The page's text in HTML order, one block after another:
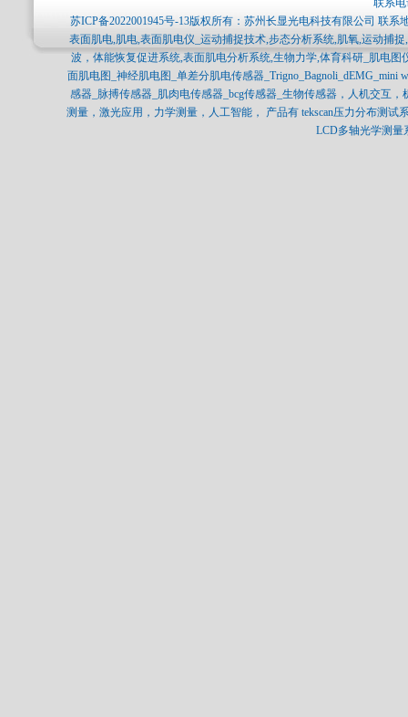
联系
苏ICP备2022001945号-13版权所有：苏州长显光电科技有限公司 联系
表面肌电,肌电,表面肌电仪_运动捕捉技术,步态分析系统,肌氧,运动捕
波，体能恢复促进系统,表面肌电分析系统,生物力学,体育科研_肌电
面肌电图_神经肌电图_单差分肌电传感器_Trigno_Bagnoli_dEMG_mini
感器_脉搏传感器_肌肉电传感器_bcg传感器_生物传感器，人机交互
测量，激光应用，力学测量，人工智能， 产品有 tekscan压力分布测试
LCD多轴光学测量